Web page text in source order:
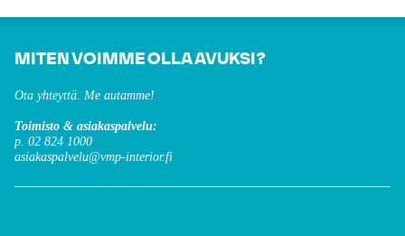
MITEN VOIMME OLLA AVUKSI?
Ota yhteyttä. Me autamme!
Toimisto & asiakaspalvelu:
p. 02 824 1000
asiakaspalvelu@vmp-interior.fi